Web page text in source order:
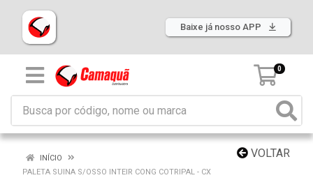
Baixe já nosso APP
0
VOLTAR
INÍCIO
PALETA SUINA S/OSSO INTEIR CONG COTRIPAL - CX